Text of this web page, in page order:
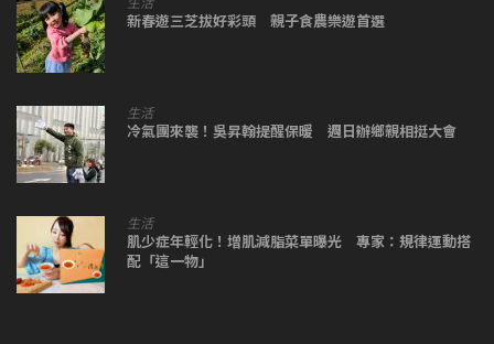
新春遊三芝拔好彩頭 親子食農樂遊首選
生活
冷氣團來襲！吳昇翰提醒保暖 週日辦鄉親相挺大會
生活
肌少症年輕化！增肌減脂菜單曝光 專家：規律運動搭
配「這一物」